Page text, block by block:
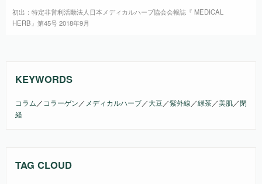
初出：特定非営利活動法人日本メディカルハーブ協会会報誌『 MEDICAL
HERB』第45号 2018年9月
KEYWORDS
コラム ／ コラーゲン ／ メディカルハーブ／大豆 ／紫外線 ／緑茶／美肌／閉
経
TAG CLOUD